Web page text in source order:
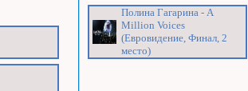
Полина Гагарина - A
Million Voices
(Евровидение, Финал, 2
место)